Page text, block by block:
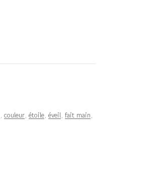
, couleur, étoile, éveil, fait main,